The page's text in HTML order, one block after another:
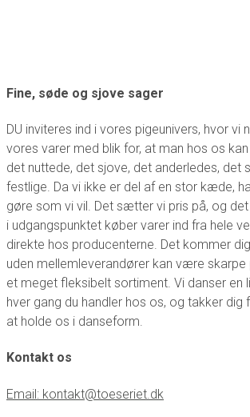
Fine, søde og sjove sager
DU inviteres ind i vores pigeunivers, hvor vi
vores varer med blik for, at man hos os
det nuttede, det sjove, det anderledes, det
festlige. Da vi ikke er del af en stor kæde,
gøre som vi vil. Det sætter vi pris på, og
i udgangspunktet køber varer ind fra hele
direkte hos producenterne. Det kommer
uden mellemleverandører kan være skarpe
et meget fleksibelt sortiment. Vi danser en
hver gang du handler hos os, og takker dig
at holde os i danseform.
Kontakt os
Email: kontakt@toeseriet.dk